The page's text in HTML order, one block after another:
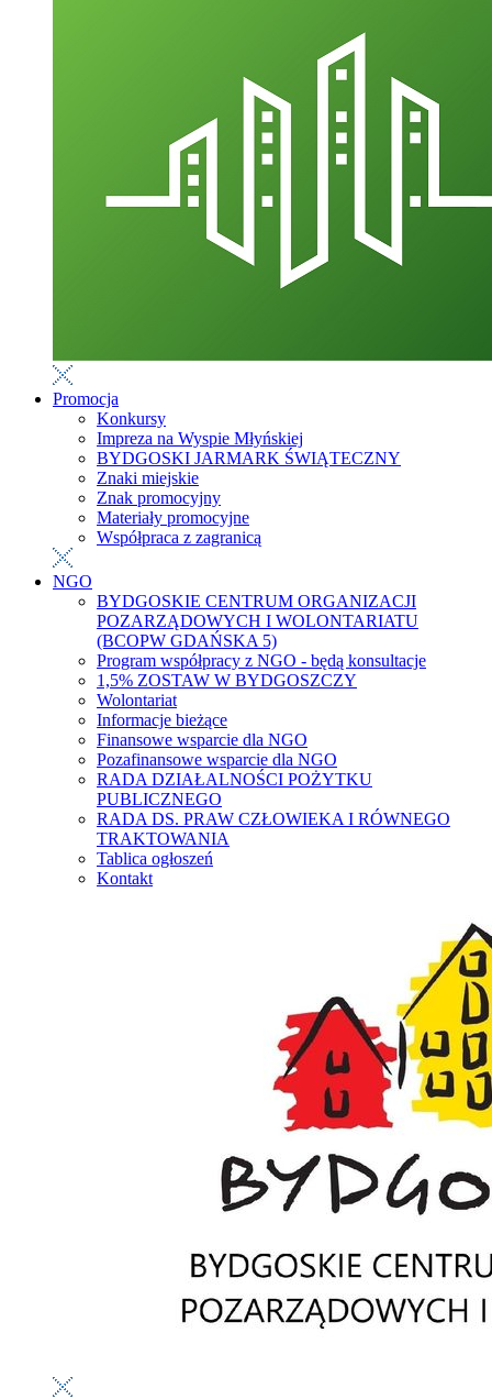
Promocja
Konkursy
Impreza na Wyspie Młyńskiej
BYDGOSKI JARMARK ŚWIĄTECZNY
Znaki miejskie
Znak promocyjny
Materiały promocyjne
Współpraca z zagranicą
NGO
BYDGOSKIE CENTRUM ORGANIZACJI
POZARZĄDOWYCH I WOLONTARIATU
(BCOPW GDAŃSKA 5)
Program współpracy z NGO - będą konsultacje
1,5% ZOSTAW W BYDGOSZCZY
Wolontariat
Informacje bieżące
Finansowe wsparcie dla NGO
Pozafinansowe wsparcie dla NGO
RADA DZIAŁALNOŚCI POŻYTKU
PUBLICZNEGO
RADA DS. PRAW CZŁOWIEKA I RÓWNEGO
TRAKTOWANIA
Tablica ogłoszeń
Kontakt